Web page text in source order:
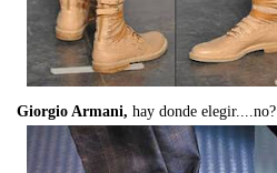
Giorgio Armani, hay donde elegir....no?